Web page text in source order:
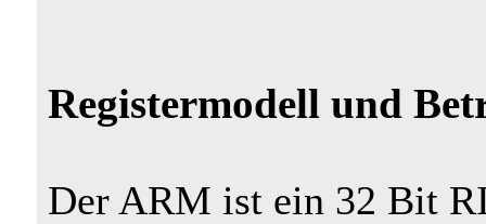
Registermodell und
Der ARM ist ein 32 Bit